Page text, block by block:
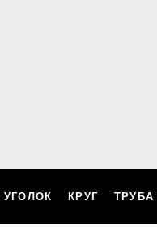
УГОЛОК КРУГ ТРУБА